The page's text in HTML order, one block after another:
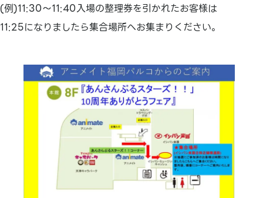
(例)11:30～11:40入場の整理券を引かれたお客様は
11:25になりましたら集合場所へお集まりください。